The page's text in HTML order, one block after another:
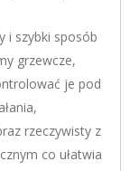
i szybki sposób
grzewcze,
je pod
rzeczywisty z
co ułatwia